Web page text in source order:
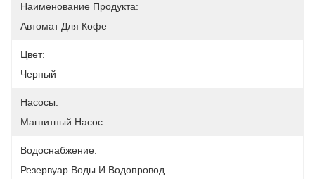
Наименование Продукта:
Автомат Для Кофе
Цвет:
Черный
Насосы:
Магнитный Насос
Водоснабжение:
Резервуар Воды И Водопровод